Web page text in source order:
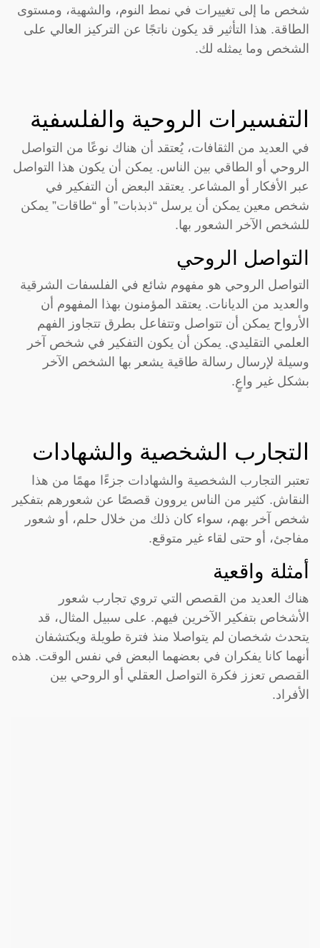
شخص ما إلى تغييرات في نمط النوم، والشهية، ومستوى
الطاقة. هذا التأثير قد يكون ناتجًا عن التركيز العالي على
الشخص وما يمثله لك.
التفسيرات الروحية والفلسفية
في العديد من الثقافات، يُعتقد أن هناك نوعًا من التواصل
الروحي أو الطاقي بين الناس. يمكن أن يكون هذا التواصل
عبر الأفكار أو المشاعر. يعتقد البعض أن التفكير في
شخص معين يمكن أن يرسل “ذبذبات” أو “طاقات” يمكن
للشخص الآخر الشعور بها.
التواصل الروحي
التواصل الروحي هو مفهوم شائع في الفلسفات الشرقية
والعديد من الديانات. يعتقد المؤمنون بهذا المفهوم أن
الأرواح يمكن أن تتواصل وتتفاعل بطرق تتجاوز الفهم
العلمي التقليدي. يمكن أن يكون التفكير في شخص آخر
وسيلة لإرسال رسالة طاقية يشعر بها الشخص الآخر
بشكل غير واعٍ.
التجارب الشخصية والشهادات
تعتبر التجارب الشخصية والشهادات جزءًا مهمًا من هذا
النقاش. كثير من الناس يروون قصصًا عن شعورهم بتفكير
شخص آخر بهم، سواء كان ذلك من خلال حلم، أو شعور
مفاجئ، أو حتى لقاء غير متوقع.
أمثلة واقعية
هناك العديد من القصص التي تروي تجارب شعور
الأشخاص بتفكير الآخرين فيهم. على سبيل المثال، قد
يتحدث شخصان لم يتواصلا منذ فترة طويلة ويكتشفان
أنهما كانا يفكران في بعضهما البعض في نفس الوقت. هذه
القصص تعزز فكرة التواصل العقلي أو الروحي بين
الأفراد.